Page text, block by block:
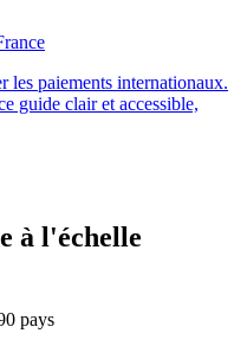
paiements internationaux.
guide clair et accessible,
à l'échelle
pays